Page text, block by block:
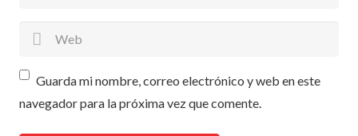
Guarda mi nombre, correo electrónico y web en este
navegador para la próxima vez que comente.